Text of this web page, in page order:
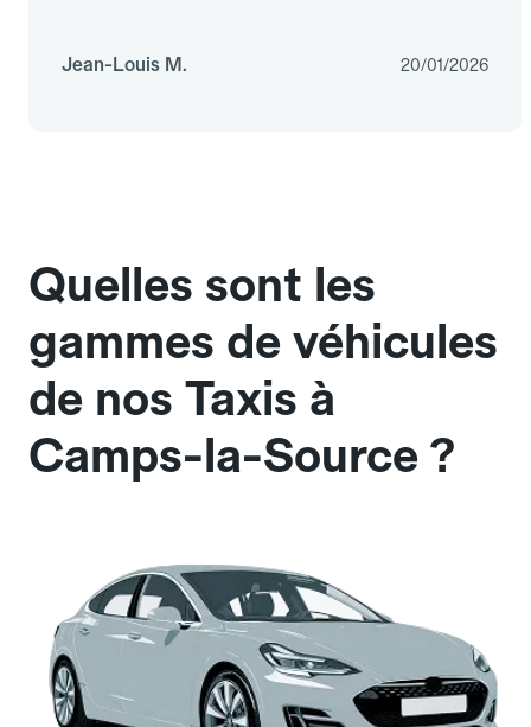
Jean-Louis M. 20/01/2026
Quelles sont les
gammes de véhicules
de nos Taxis à
Camps-la-Source ?